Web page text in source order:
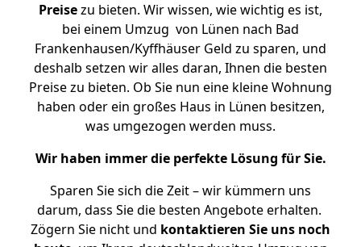
Preisezu bieten. Wir wissen, wie wichtig es ist,
bei einem Umzug von Lünen nach Bad
Frankenhausen/Kyffhäuser Geld zu sparen, und
deshalb setzen wir alles daran, Ihnen die besten
Preise zu bieten. Ob Sie nun eine kleine Wohnung
haben oder ein großes Haus in Lünen besitzen,
was umgezogen werden muss.
Wir haben immer die perfekte Lösung für Sie.
Sparen Sie sich die Zeit – wir kümmern uns
darum, dass Sie die besten Angebote erhalten.
Zögern Sie nicht und kontaktieren Sie uns noch